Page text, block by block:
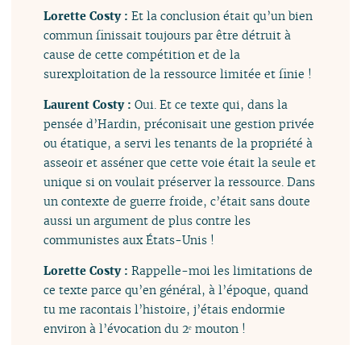
Lorette Costy :Et la conclusion était qu’un bien
commun finissait toujours par être détruit à
cause de cette compétition et de la
surexploitation de la ressource limitée et finie !
Laurent Costy :Oui. Et ce texte qui, dans la
pensée d’Hardin, préconisait une gestion privée
ou étatique, a servi les tenants de la propriété à
asseoir et asséner que cette voie était la seule et
unique si on voulait préserver la ressource. Dans
un contexte de guerre froide, c’était sans doute
aussi un argument de plus contre les
communistes aux États-Unis !
Lorette Costy :Rappelle-moi les limitations de
ce texte parce qu’en général, à l’époque, quand
tu me racontais l’histoire, j’étais endormie
environ à l’évocation du 2ᵉ mouton !